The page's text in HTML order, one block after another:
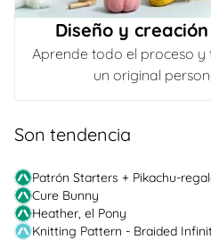
Diseño y
Aprende todo el proceso
un original
Son tendencia
Patrón Starters + Pikachu-
Cure Bunny
Heather, el Pony
Knitting Pattern - Braided